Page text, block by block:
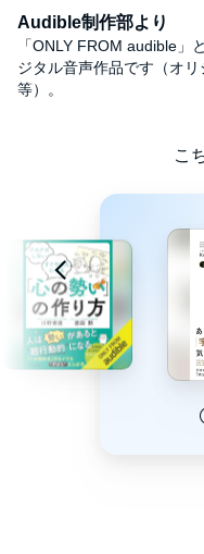
【著者紹介】
[著]油井 秀允（ゆい・ひで
した実績をもつ。
現在は、「見た目」のア
劇的に変わる「見た目開
13歳の時に、祖母の友達
母から「そういうことは
る。
20代は優秀な営業マンと
Audible制作部より
「ONLY FROM audible」
ジタル音声作品です（オ
等）。
こ